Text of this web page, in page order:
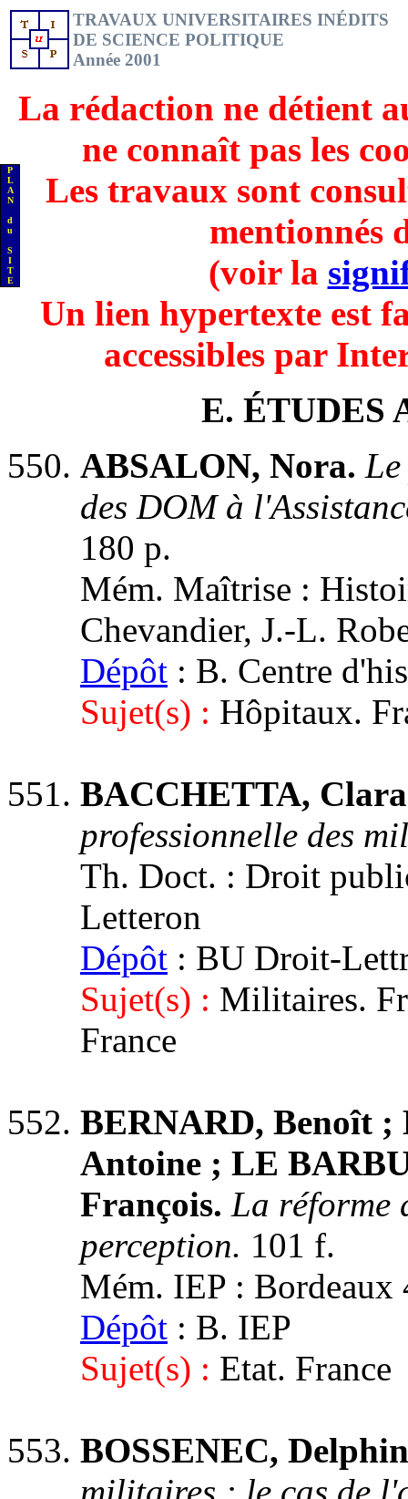
P
L
A
N
d
u
S
I
T
E
TRAVAUX UNIVERSITAIRES INÉDITS
DE SCIENCE POLITIQUE
Année 2001
La rédaction ne détient
ne connaît pas les
Les travaux sont
mentionnés
(voir la
Un lien hypertexte est
accessibles par
E. ÉTUDES
ABSALON, Nora.
des DOM à
180 p.
Mém. Maîtrise :
Chevandier, J.-L.
Dépôt : B. Centre
Sujet(s) : Hôpitaux.
BACCHETTA,
professionnelle des
Th. Doct. : Droit
Letteron
Dépôt : BU Droit-
Sujet(s) : Militaires.
France
BERNARD, Benoît ;
Antoine ; LE
François. La réforme
perception. 101 f.
Mém. IEP : Bordeaux
Dépôt : B. IEP
Sujet(s) : Etat. France
BOSSENEC,